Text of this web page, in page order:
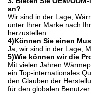
an?
Wir sind in der Lage,
unter Ihrer Marke nach
herzustellen.
4)Können Sie einen
Ja, wir sind in der Lage,
5)Wie können wir die
Mit vielen Jahren
ein Top-internationales
den Glauben der
für den globalen Benutzer